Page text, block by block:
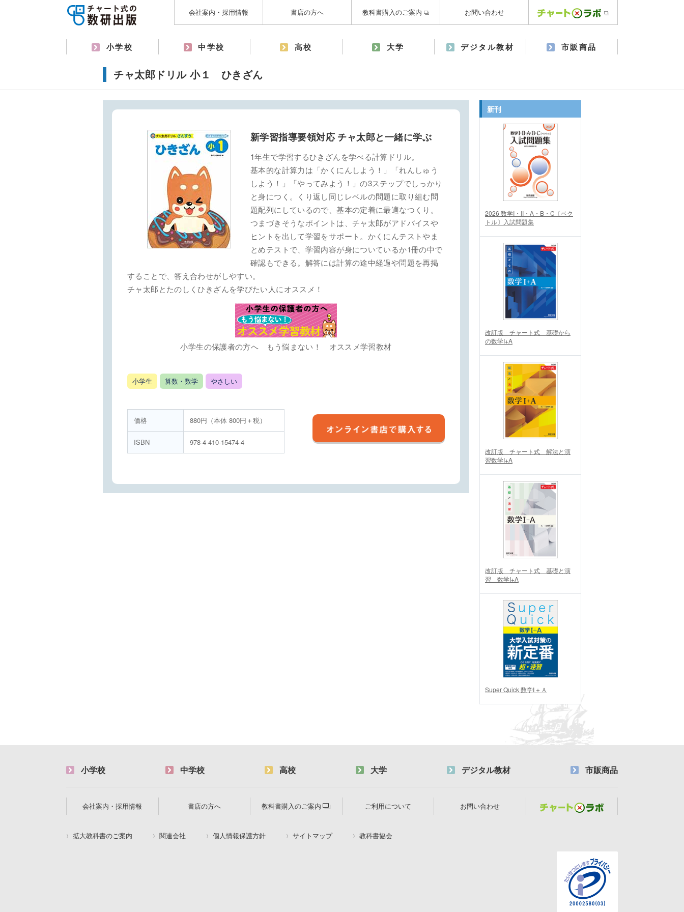
会社案内・採用情報 書店の方へ 教科書購入のご案内 お問い合わせ
小学校 中学校 高校 大学 デジタル教材 市販商品
チャ太郎ドリル 小１ ひきざん
新学習指導要領対応 チャ太郎と一緒に学ぶ
1年生で学習するひきざんを学べる計算ドリル。
基本的な計算力は「かくにんしよう！」「れんしゅう
しよう！」「やってみよう！」の3ステップでしっかり
と身につく。くり返し同じレベルの問題に取り組む問
題配列にしているので、基本の定着に最適なつくり。
つまづきそうなポイントは、チャ太郎がアドバイスや
ヒントを出して学習をサポート。かくにんテストやま
とめテストで、学習内容が身についているか1冊の中で
確認もできる。解答には計算の途中経過や問題を再掲
することで、答え合わせがしやすい。
チャ太郎とたのしくひきざんを学びたい人にオススメ！
小学生の保護者の方へ もう悩まない！ オススメ学習教材
小学生 算数・数学 やさしい
価格 880円（本体 800円＋税）
ISBN 978-4-410-15474-4
新刊
2026 数学I・II・A・B・C〔ベク
トル〕入試問題集
改訂版 チャート式 基礎から
の数学I+A
改訂版 チャート式 解法と演
習数学I+A
改訂版 チャート式 基礎と演
習 数学I+A
Super Quick 数学Ⅰ＋Ａ
小学校 中学校 高校 大学 デジタル教材 市販商品
会社案内・採用情報 書店の方へ 教科書購入のご案内 ご利用について お問い合わせ
拡大教科書のご案内 関連会社 個人情報保護方針 サイトマップ 教科書協会